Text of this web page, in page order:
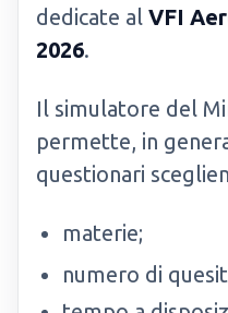
dedicate al VFI
2026.
Il simulatore del
permette, in
questionari
materie;
numero di